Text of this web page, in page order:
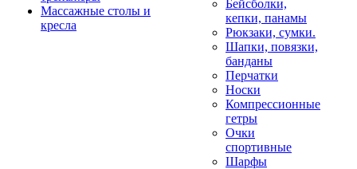
Массажные столы и
кресла
Бейсболки,
кепки, панамы
Рюкзаки, сумки.
Шапки, повязки,
банданы
Перчатки
Носки
Компрессионные
гетры
Очки
спортивные
Шарфы